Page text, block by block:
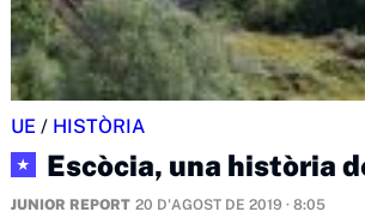
UE / HISTÒRIA
★ Escòcia, una història
JUNIOR REPORT 20 D'AGOST DE 2019 · 8:05